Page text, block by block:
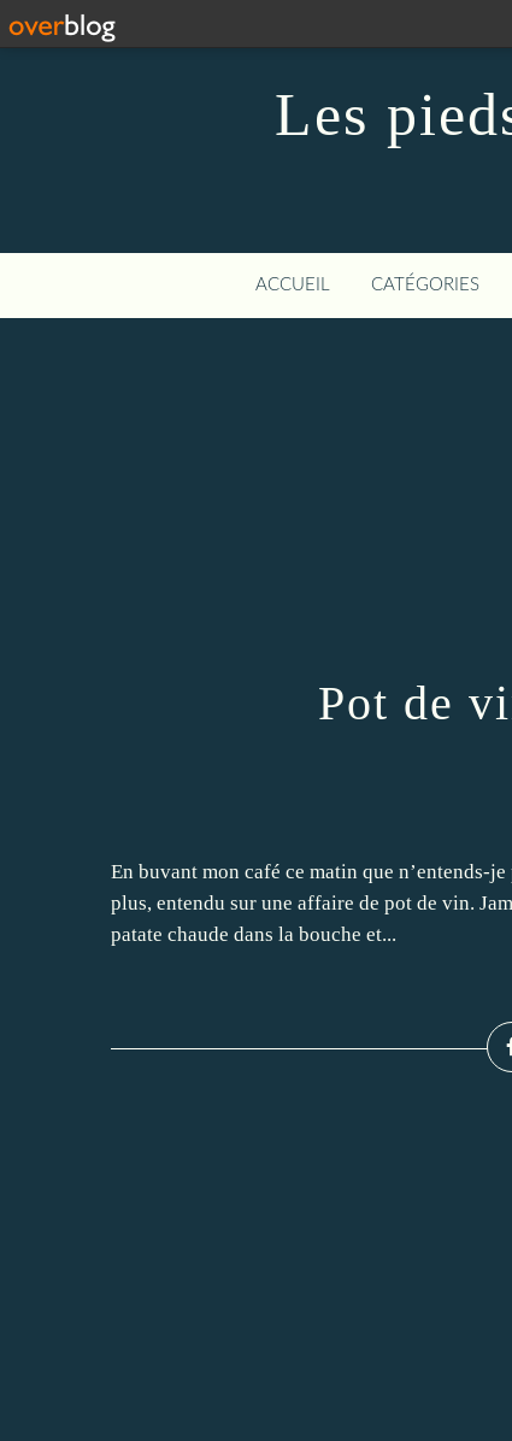
Les
ACCUEIL CATÉGORIES
Pot de
En buvant mon café ce matin que n’entends-
plus, entendu sur une affaire de pot de vin.
patate chaude dans la bouche et...